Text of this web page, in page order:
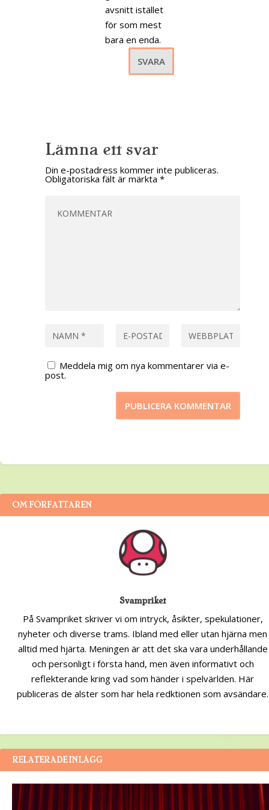
avsnitt istället
för som mest
bara en enda.
SVARA
Lämna ett svar
Din e-postadress kommer inte publiceras.
Obligatoriska fält är märkta *
Meddela mig om nya kommentarer via e-
post.
OM FÖRFATTAREN
Svampriket
På Svampriket skriver vi om intryck, åsikter, spekulationer,
nyheter och diverse trams. Ibland med eller utan hjärna men
alltid med hjärta. Meningen är att det ska vara underhållande
och personligt i första hand, men även informativt och
reflekterande kring vad som händer i spelvärlden. Här
publiceras de alster som har hela redktionen som avsändare.
RELATERADE INLÄGG